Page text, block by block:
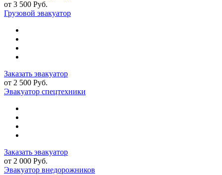
от 3 500 Руб.
Грузовой эвакуатор
Заказать эвакуатор
от 2 500 Руб.
Эвакуатор спецтехники
Заказать эвакуатор
от 2 000 Руб.
Эвакуатор внедорожников